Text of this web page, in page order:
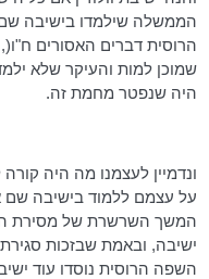
הממשלה שילמדו בישיבה
הרוסית דברים האסורים ח"ו(,
שמוכן למות והעיקר שלא
היה שנפטר מחמת זה.
ונדמיין לעצמנו מה היה
על עצמם ללמוד בישיבה
המשך השרשרת של מסירת
ישיבה, ובאמת שבזכות
השפה הרוסית נוסדו עוד